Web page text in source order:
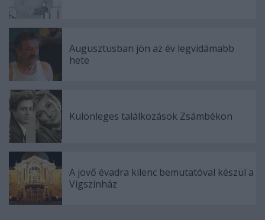
Augusztusban jön az év legvidámabb
hete
Különleges találkozások Zsámbékon
A jövő évadra kilenc bemutatóval készül a
Vígszínház